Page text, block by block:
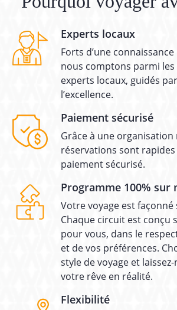
Experts locaux
Forts d’une
nous comptons parmi
experts locaux, guidés
l’excellence.
Paiement sécurisé
Grâce à une
réservations sont
paiement sécurisé.
Programme 100% sur
Votre voyage est façonné
Chaque circuit est conçu
pour vous, dans le
et de vos préférences.
style de voyage et
votre rêve en réalité.
Flexibilité